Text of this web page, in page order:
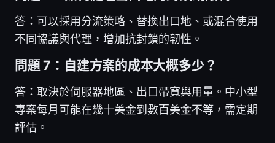
答：可以採用分流策略、替換出口地、或混合使用
不同協議與代理，增加抗封鎖的韌性。
問題 7：自建方案的成本大概多少？
答：取決於伺服器地區、出口帶寬與用量。中小型
專案每月可能在幾十美金到數百美金不等，需定期
評估。